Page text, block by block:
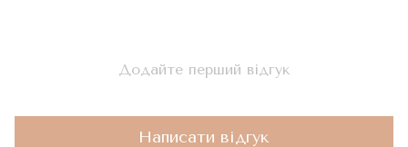
Додайте перший відгук
Написати відгук